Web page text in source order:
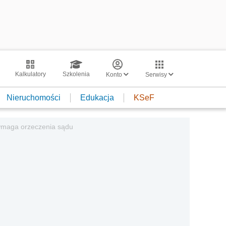
Kalkulatory Szkolenia Konto Serwisy
Nieruchomości Edukacja KSeF
orzeczenia sądu